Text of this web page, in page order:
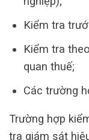
Kiểm tra
Kiểm tra
quan thuế;
Các trường
Trường hợp
tra giám sát